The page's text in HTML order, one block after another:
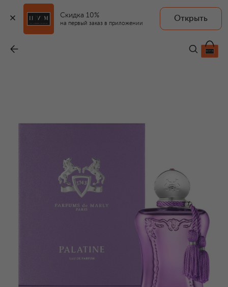
Скидка 10%
на первый заказ в приложении
Открыть
45 000 ₽